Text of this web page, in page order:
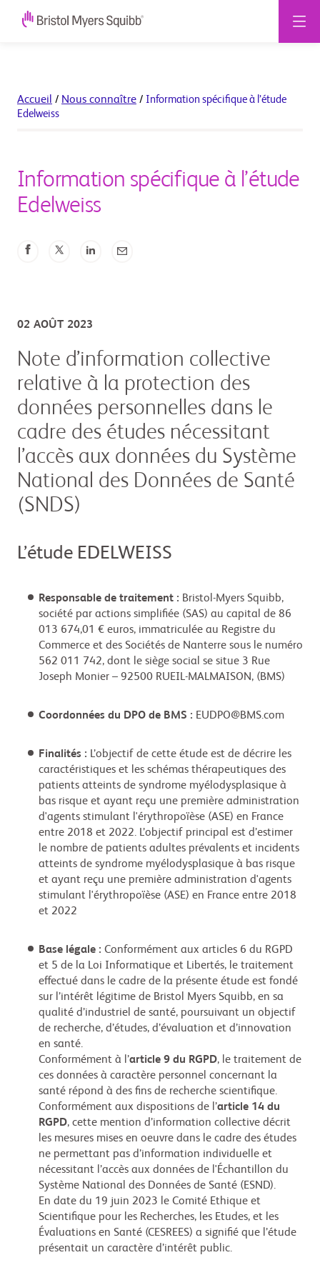
Accueil / Nous connaître / Information spécifique à l’étude
Edelweiss
Information spécifique à l’étude
Edelweiss
02 AOÛT 2023
Note d’information collective
relative à la protection des
données personnelles dans le
cadre des études nécessitant
l’accès aux données du Système
National des Données de Santé
(SNDS)
L’étude EDELWEISS
Responsable de traitement : Bristol-Myers Squibb,
société par actions simplifiée (SAS) au capital de 86
013 674,01 € euros, immatriculée au Registre du
Commerce et des Sociétés de Nanterre sous le numéro
562 011 742, dont le siège social se situe 3 Rue
Joseph Monier – 92500 RUEIL-MALMAISON, (BMS)
Coordonnées du DPO de BMS : EUDPO@BMS.com
Finalités : L’objectif de cette étude est de décrire les
caractéristiques et les schémas thérapeutiques des
patients atteints de syndrome myélodysplasique à
bas risque et ayant reçu une première administration
d'agents stimulant l'érythropoïèse (ASE) en France
entre 2018 et 2022. L’objectif principal est d’estimer
le nombre de patients adultes prévalents et incidents
atteints de syndrome myélodysplasique à bas risque
et ayant reçu une première administration d'agents
stimulant l'érythropoïèse (ASE) en France entre 2018
et 2022
Base légale : Conformément aux articles 6 du RGPD
et 5 de la Loi Informatique et Libertés, le traitement
effectué dans le cadre de la présente étude est fondé
sur l’intérêt légitime de Bristol Myers Squibb, en sa
qualité d’industriel de santé, poursuivant un objectif
de recherche, d’études, d’évaluation et d’innovation
en santé.
Conformément à l’article 9 du RGPD, le traitement de
ces données à caractère personnel concernant la
santé répond à des fins de recherche scientifique.
Conformément aux dispositions de l’article 14 du
RGPD, cette mention d’information collective décrit
les mesures mises en oeuvre dans le cadre des études
ne permettant pas d’information individuelle et
nécessitant l’accès aux données de l'Échantillon du
Système National des Données de Santé (ESND).
En date du 19 juin 2023 le Comité Ethique et
Scientifique pour les Recherches, les Etudes, et les
Évaluations en Santé (CESREES) a signifié que l’étude
présentait un caractère d’intérêt public.